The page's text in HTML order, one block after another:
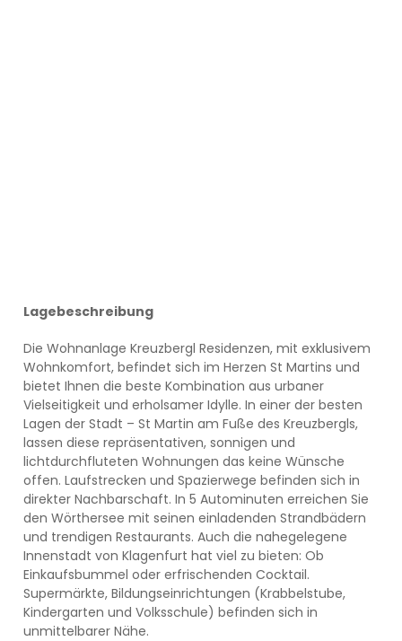
Lagebeschreibung
Die Wohnanlage Kreuzbergl Residenzen, mit exklusivem
Wohnkomfort, befindet sich im Herzen St Martins und
bietet Ihnen die beste Kombination aus urbaner
Vielseitigkeit und erholsamer Idylle. In einer der besten
Lagen der Stadt – St Martin am Fuße des Kreuzbergls,
lassen diese repräsentativen, sonnigen und
lichtdurchfluteten Wohnungen das keine Wünsche
offen. Laufstrecken und Spazierwege befinden sich in
direkter Nachbarschaft. In 5 Autominuten erreichen Sie
den Wörthersee mit seinen einladenden Strandbädern
und trendigen Restaurants. Auch die nahegelegene
Innenstadt von Klagenfurt hat viel zu bieten: Ob
Einkaufsbummel oder erfrischenden Cocktail.
Supermärkte, Bildungseinrichtungen (Krabbelstube,
Kindergarten und Volksschule) befinden sich in
unmittelbarer Nähe.